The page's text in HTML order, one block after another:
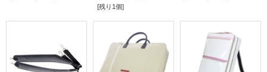
[残り1個]